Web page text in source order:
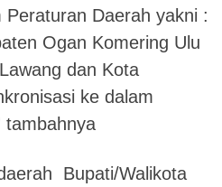
Daerah yakni :
Ogan Komering Ulu
dan Kota
ke dalam
tambahnya
Bupati/Walikota